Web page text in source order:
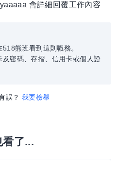
會詳細回覆工作內容
熊班看到這則職務。
及密碼、存摺、信用卡或個人證
誤？ 我要檢舉
看了...